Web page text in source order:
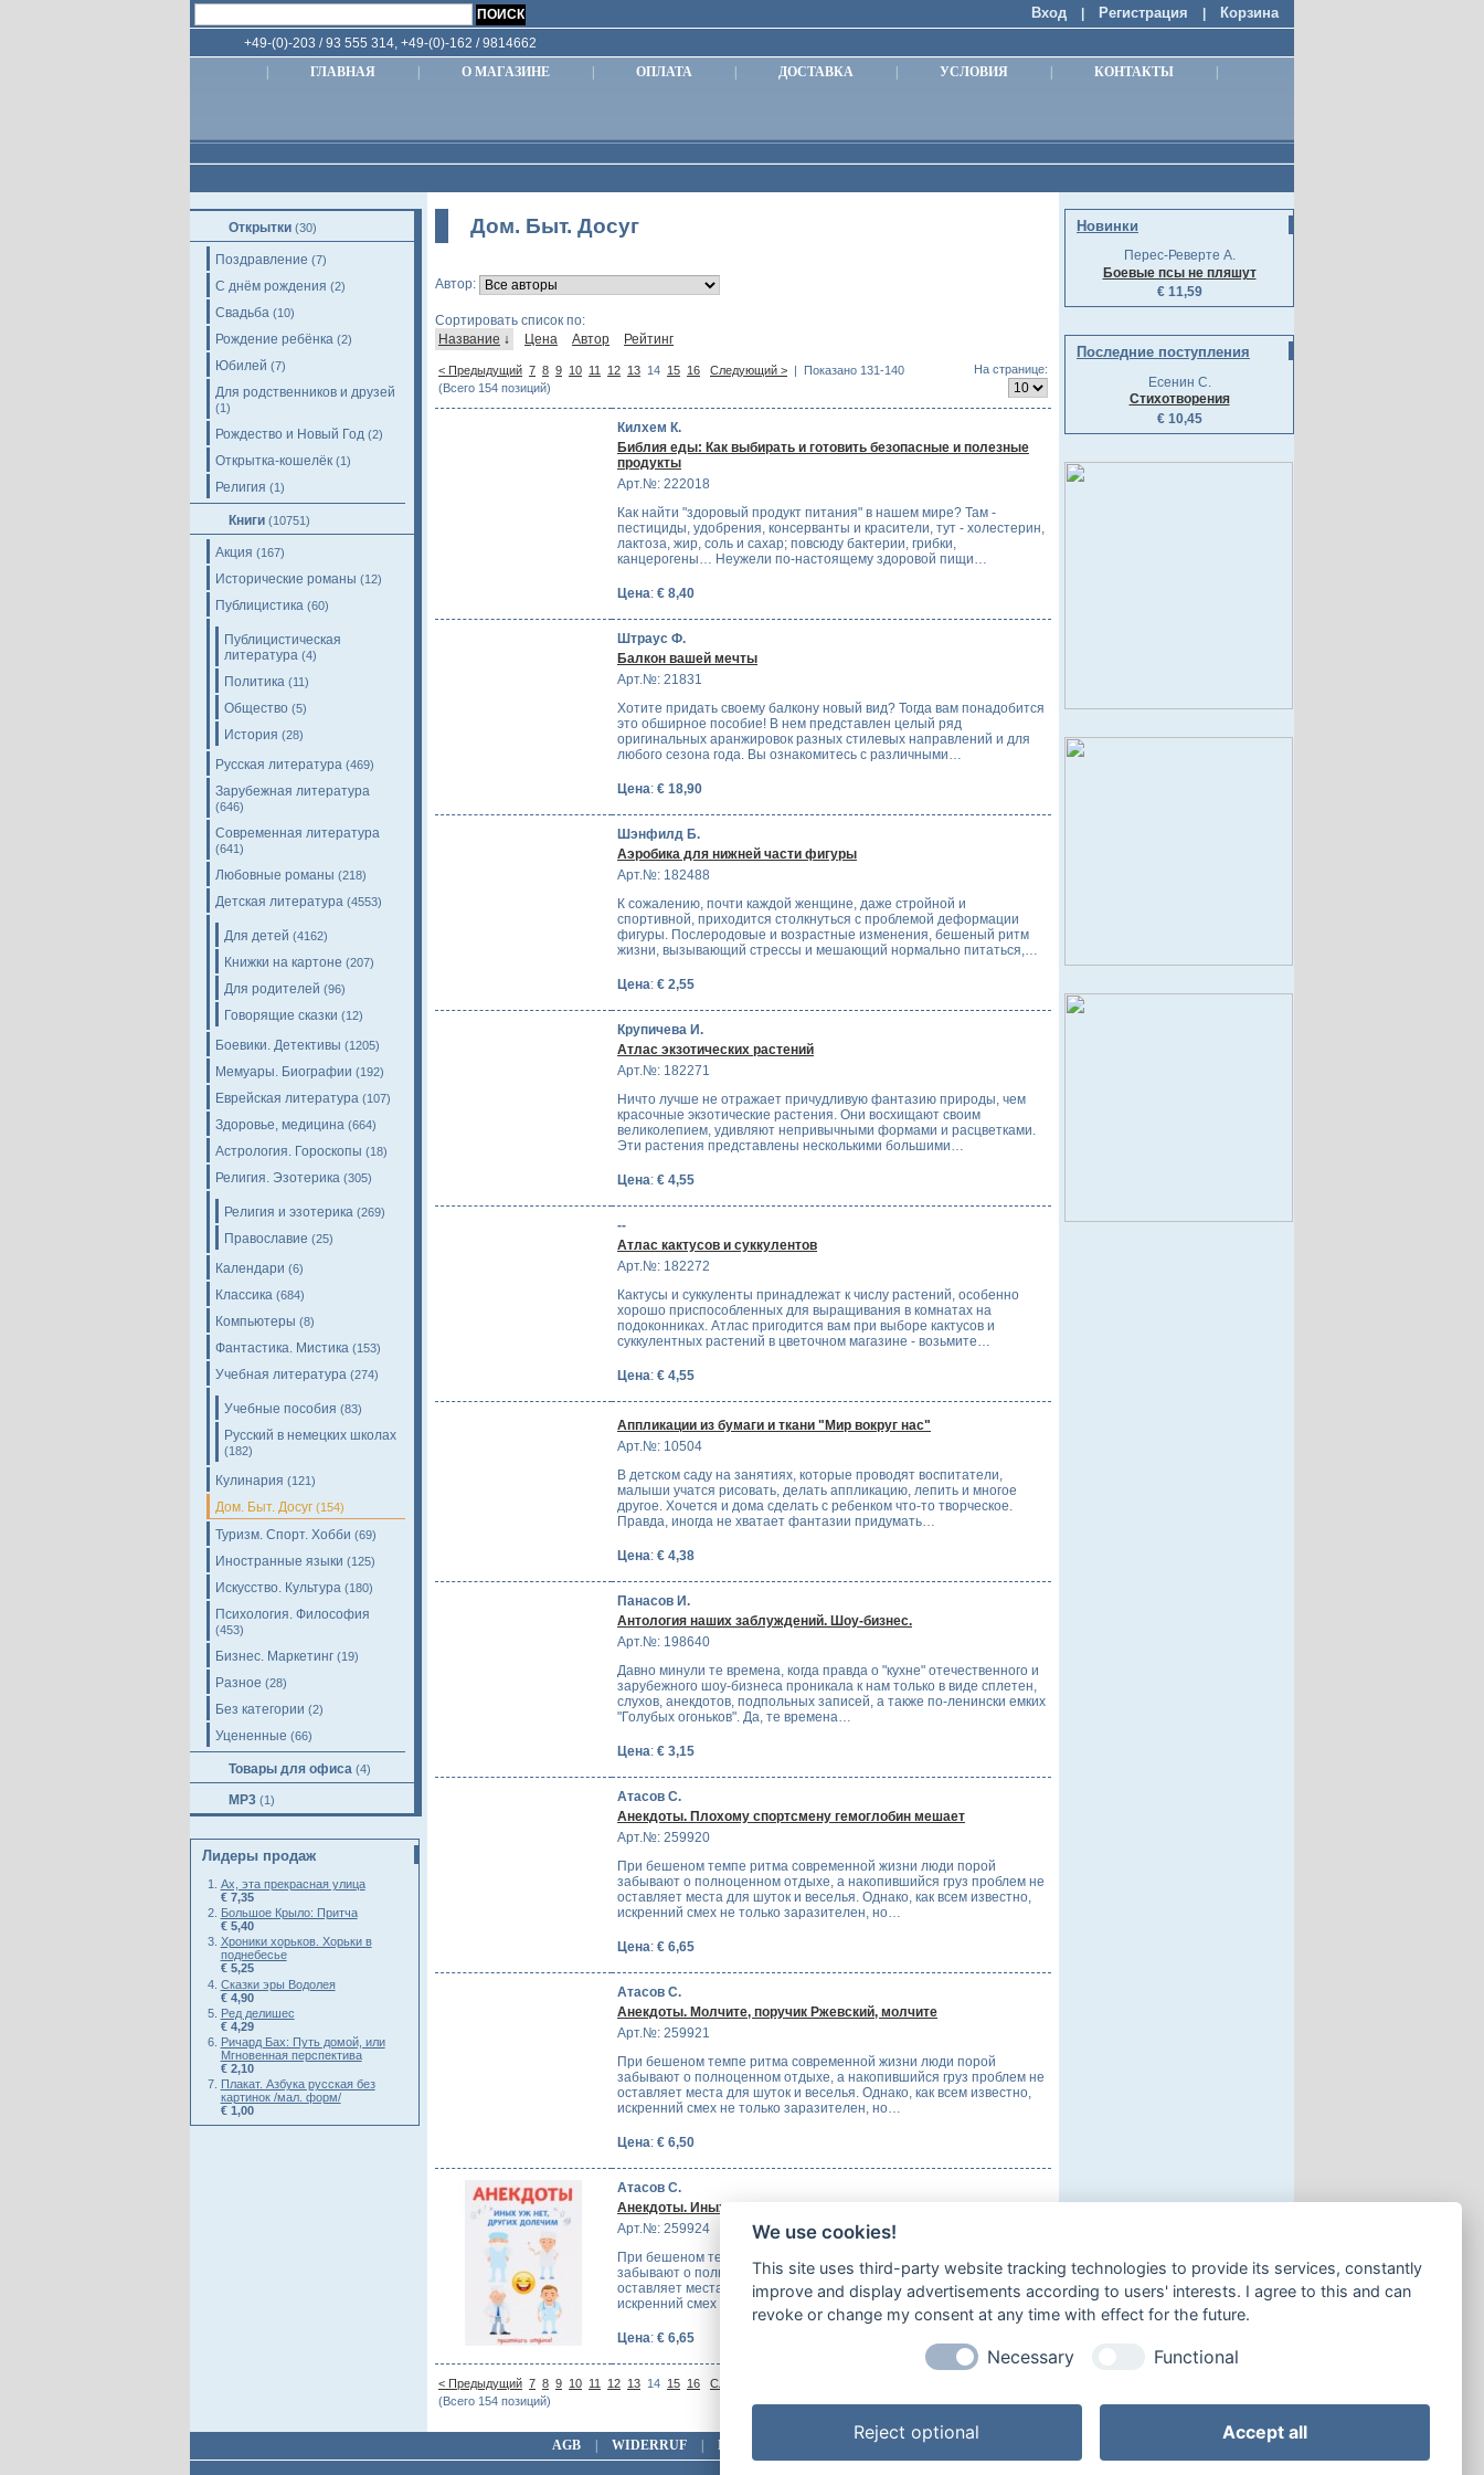
Вход Регистрация Корзина
+49-(0)-203 / 93 555 314, +49-(0)-162 / 9814662
ГЛАВНАЯ О МАГАЗИНЕ ОПЛАТА ДОСТАВКА УСЛОВИЯ КОНТАКТЫ
Открытки (30)
Поздравление (7)
С днём рождения (2)
Свадьба (10)
Рождение ребёнка (2)
Юбилей (7)
Для родственников и друзей
(1)
Рождество и Новый Год (2)
Открытка-кошелёк (1)
Религия (1)
Книги (10751)
Акция (167)
Исторические романы (12)
Публицистика (60)
Публицистическая
литература (4)
Политика (11)
Общество (5)
История (28)
Русская литература (469)
Зарубежная литература
(646)
Современная литература
(641)
Любовные романы (218)
Детская литература (4553)
Для детей (4162)
Книжки на картоне (207)
Для родителей (96)
Говорящие сказки (12)
Боевики. Детективы (1205)
Мемуары. Биографии (192)
Еврейская литература (107)
Здоровье, медицина (664)
Астрология. Гороскопы (18)
Религия. Эзотерика (305)
Религия и эзотерика (269)
Православие (25)
Календари (6)
Классика (684)
Компьютеры (8)
Фантастика. Мистика (153)
Учебная литература (274)
Учебные пособия (83)
Русский в немецких школах
(182)
Кулинария (121)
Дом. Быт. Досуг (154)
Туризм. Спорт. Хобби (69)
Иностранные языки (125)
Искусство. Культура (180)
Психология. Философия
(453)
Бизнес. Маркетинг (19)
Разное (28)
Без категории (2)
Уцененные (66)
Товары для офиса (4)
MP3 (1)
Лидеры продаж
Ах, эта прекрасная улица
€ 7,35
Большое Крыло: Притча
€ 5,40
Хроники хорьков. Хорьки в
поднебесье
€ 5,25
Сказки эры Водолея
€ 4,90
Ред делишес
€ 4,29
Ричард Бах: Путь домой, или
Мгновенная перспектива
€ 2,10
Плакат. Азбука русская без
картинок /мал. форм/
€ 1,00
Дом. Быт. Досуг
Автор:
Сортировать список по:
Название ↓ Цена Автор Рейтинг
< Предыдущий 7 8 9 10 11 12 13 14 15 16 Следующий > | Показано 131-140
(Всего 154 позиций)
На странице:
Килхем К.
Библия еды: Как выбирать и готовить безопасные и полезные
продукты
Арт.№: 222018
Как найти "здоровый продукт питания" в нашем мире? Там -
пестициды, удобрения, консерванты и красители, тут - холестерин,
лактоза, жир, соль и сахар; повсюду бактерии, грибки,
канцерогены… Неужели по-настоящему здоровой пищи…
Цена: € 8,40
Штраус Ф.
Балкон вашей мечты
Арт.№: 21831
Хотите придать своему балкону новый вид? Тогда вам понадобится
это обширное пособие! В нем представлен целый ряд
оригинальных аранжировок разных стилевых направлений и для
любого сезона года. Вы ознакомитесь с различными…
Цена: € 18,90
Шэнфилд Б.
Аэробика для нижней части фигуры
Арт.№: 182488
К сожалению, почти каждой женщине, даже стройной и
спортивной, приходится столкнуться с проблемой деформации
фигуры. Послеродовые и возрастные изменения, бешеный ритм
жизни, вызывающий стрессы и мешающий нормально питаться,…
Цена: € 2,55
Крупичева И.
Атлас экзотических растений
Арт.№: 182271
Ничто лучше не отражает причудливую фантазию природы, чем
красочные экзотические растения. Они восхищают своим
великолепием, удивляют непривычными формами и расцветками.
Эти растения представлены несколькими большими…
Цена: € 4,55
--
Атлас кактусов и суккулентов
Арт.№: 182272
Кактусы и суккуленты принадлежат к числу растений, особенно
хорошо приспособленных для выращивания в комнатах на
подоконниках. Атлас пригодится вам при выборе кактусов и
суккулентных растений в цветочном магазине - возьмите…
Цена: € 4,55
Аппликации из бумаги и ткани "Мир вокруг нас"
Арт.№: 10504
В детском саду на занятиях, которые проводят воспитатели,
малыши учатся рисовать, делать аппликацию, лепить и многое
другое. Хочется и дома сделать с ребенком что-то творческое.
Правда, иногда не хватает фантазии придумать…
Цена: € 4,38
Панасов И.
Антология наших заблуждений. Шоу-бизнес.
Арт.№: 198640
Давно минули те времена, когда правда о "кухне" отечественного и
зарубежного шоу-бизнеса проникала к нам только в виде сплетен,
слухов, анекдотов, подпольных записей, а также по-ленински емких
"Голубых огоньков". Да, те времена…
Цена: € 3,15
Атасов С.
Анекдоты. Плохому спортсмену гемоглобин мешает
Арт.№: 259920
При бешеном темпе ритма современной жизни люди порой
забывают о полноценном отдыхе, а накопившийся груз проблем не
оставляет места для шуток и веселья. Однако, как всем известно,
искренний смех не только заразителен, но…
Цена: € 6,65
Атасов С.
Анекдоты. Молчите, поручик Ржевский, молчите
Арт.№: 259921
При бешеном темпе ритма современной жизни люди порой
забывают о полноценном отдыхе, а накопившийся груз проблем не
оставляет места для шуток и веселья. Однако, как всем известно,
искренний смех не только заразителен, но…
Цена: € 6,50
Атасов С.
Анекдоты. Иных уж нет, других долечим.
Арт.№: 259924
При бешеном темпе ритма современной жизни люди порой
забывают о полноценном отдыхе, а накопившийся груз проблем не
оставляет места для шуток и веселья. Однако, как всем известно,
искренний смех не только заразителен, но…
Цена: € 6,65
< Предыдущий 7 8 9 10 11 12 13 14 15 16 Следующий >
(Всего 154 позиций)
Новинки
Перес-Реверте А.
Боевые псы не пляшут
€ 11,59
Последние поступления
Есенин С.
Стихотворения
€ 10,45
AGB WIDERRUF DATENSCHUTZ IMPRESSUM
We use cookies!
This site uses third-party website tracking technologies to provide its services, constantly
improve and display advertisements according to users' interests. I agree to this and can
revoke or change my consent at any time with effect for the future.
Necessary Functional
Reject optional Accept all